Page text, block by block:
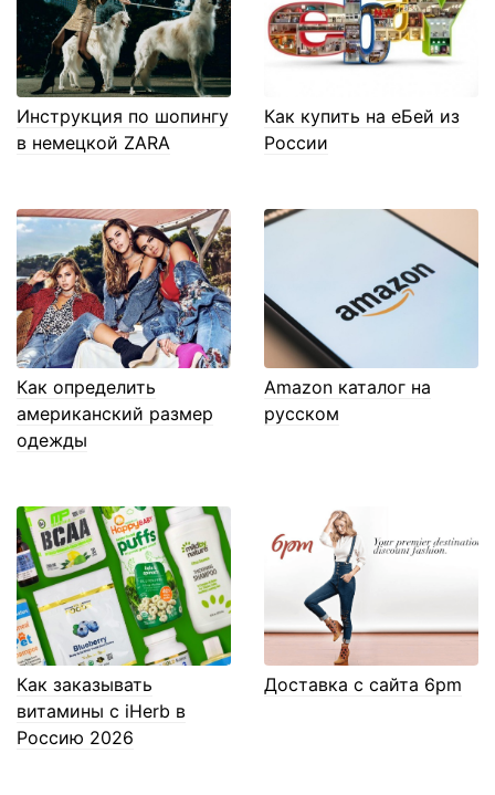
Инструкция по шопингу
в немецкой ZARA
Как купить на еБей из
России
Как определить
американский размер
одежды
Amazon каталог на
русском
Как заказывать
витамины с iHerb в
Россию 2026
Доставка с сайта 6pm